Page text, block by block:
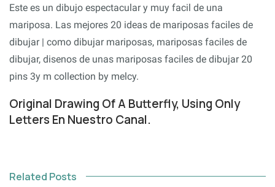
Este es un dibujo espectacular y muy facil de una
mariposa. Las mejores 20 ideas de mariposas faciles de
dibujar | como dibujar mariposas, mariposas faciles de
dibujar, disenos de unas mariposas faciles de dibujar 20
pins 3y m collection by melcy.
Original Drawing Of A Butterfly, Using Only
Letters En Nuestro Canal.
Related Posts